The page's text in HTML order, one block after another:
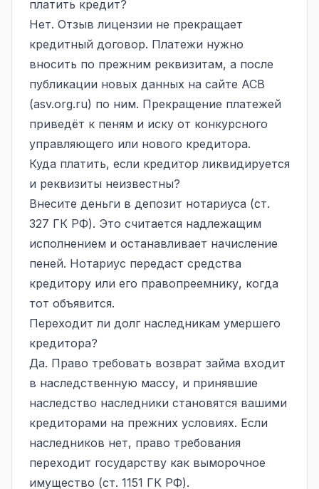
платить кредит?
Нет. Отзыв лицензии не прекращает
кредитный договор. Платежи нужно
вносить по прежним реквизитам, а после
публикации новых данных на сайте АСВ
(asv.org.ru) по ним. Прекращение платежей
приведёт к пеням и иску от конкурсного
управляющего или нового кредитора.
Куда платить, если кредитор ликвидируется
и реквизиты неизвестны?
Внесите деньги в депозит нотариуса (ст.
327 ГК РФ). Это считается надлежащим
исполнением и останавливает начисление
пеней. Нотариус передаст средства
кредитору или его правопреемнику, когда
тот объявится.
Переходит ли долг наследникам умершего
кредитора?
Да. Право требовать возврат займа входит
в наследственную массу, и принявшие
наследство наследники становятся вашими
кредиторами на прежних условиях. Если
наследников нет, право требования
переходит государству как выморочное
имущество (ст. 1151 ГК РФ).